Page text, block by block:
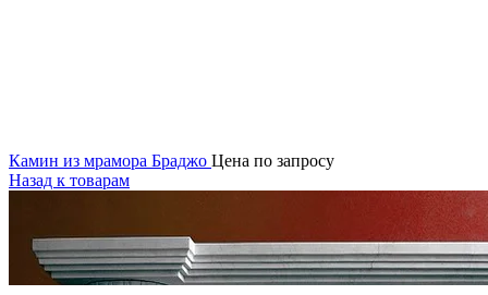
Камин из мрамора Браджо Цена по запросу
Назад к товарам